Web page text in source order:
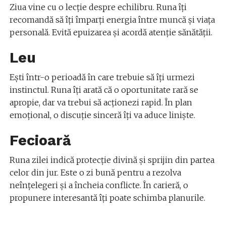
Ziua vine cu o lecție despre echilibru. Runa îți
recomandă să îți împarți energia între muncă și viața
personală. Evită epuizarea și acordă atenție sănătății.
Leu
Ești într-o perioadă în care trebuie să îți urmezi
instinctul. Runa îți arată că o oportunitate rară se
apropie, dar va trebui să acționezi rapid. În plan
emoțional, o discuție sinceră îți va aduce liniște.
Fecioară
Runa zilei indică protecție divină și sprijin din partea
celor din jur. Este o zi bună pentru a rezolva
neînțelegeri și a încheia conflicte. În carieră, o
propunere interesantă îți poate schimba planurile.